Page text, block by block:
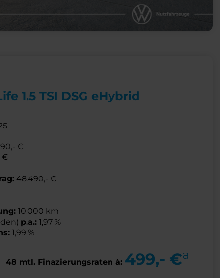
1.5 TSI DSG eHybrid
€
€
48.490,- €
10.000 km
p.a.: 1,97 %
1,99 %
48 mtl. Finazierungsraten à: 499,- €a